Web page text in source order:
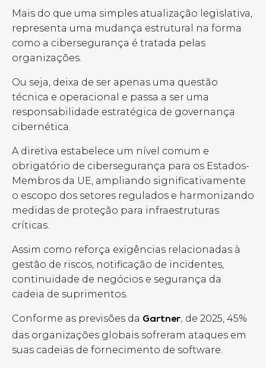
Mais do que uma simples atualização legislativa,
representa uma mudança estrutural na forma
como a cibersegurança é tratada pelas
organizações.
Ou seja, deixa de ser apenas uma questão
técnica e operacional e passa a ser uma
responsabilidade estratégica de governança
cibernética.
A diretiva estabelece um nível comum e
obrigatório de cibersegurança para os Estados-
Membros da UE, ampliando significativamente
o escopo dos setores regulados e harmonizando
medidas de proteção para infraestruturas
críticas.
Assim como reforça exigências relacionadas à
gestão de riscos, notificação de incidentes,
continuidade de negócios e segurança da
cadeia de suprimentos.
Conforme as previsões da Gartner, de 2025, 45%
das organizações globais sofreram ataques em
suas cadeias de fornecimento de software.